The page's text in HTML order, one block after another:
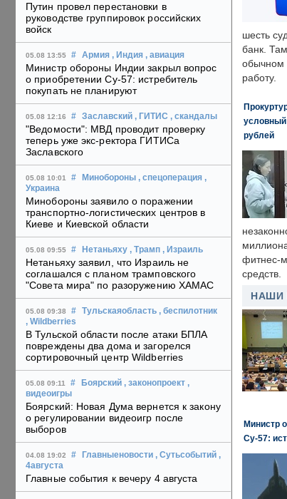
Путин провел перестановки в
руководстве группировок российских
войск
05.08 13:55 # Армия , Индия , авиация
Министр обороны Индии закрыл вопрос
о приобретении Су-57: истребитель
покупать не планируют
05.08 12:16 # Заславский , ГИТИС , скандалы
"Ведомости": МВД проводит проверку
теперь уже экс-ректора ГИТИСа
Заславского
05.08 10:01 # Минобороны , спецоперация ,
Украина
Минобороны заявило о поражении
транспортно-логистических центров в
Киеве и Киевской области
05.08 09:55 # Нетаньяху , Трамп , Израиль
Нетаньяху заявил, что Израиль не
соглашался с планом трамповского
"Совета мира" по разоружению ХАМАС
05.08 09:38 # Тульскаяобласть , беспилотник
, Wildberries
В Тульской области после атаки БПЛА
повреждены два дома и загорелся
сортировочный центр Wildberries
05.08 09:11 # Боярский , законопроект ,
видеоигры
Боярский: Новая Дума вернется к закону
о регулировании видеоигр после
выборов
04.08 19:02 # Главныеновости , Сутьсобытий ,
4августа
Главные события к вечеру 4 августа
шесть
банк.
обычном
работу.
условный
рублей
фитнес-
средств.
НАШИ
Министр
Су-57: